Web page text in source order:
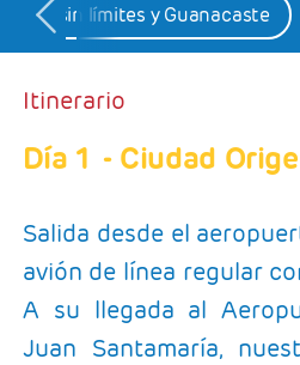
Rica sin límites y Guanacaste
Itinerario
Día 1 - Ciudad
Salida desde el
avión de línea regular
A su llegada al
Juan Santamaría,